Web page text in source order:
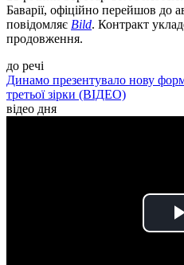
Баварії, офіційно перейшов до
повідомляє Bild. Контракт
продовження.
до речі
Динамо презентувало нову
третьої зірки (ВІДЕО)
відео дня